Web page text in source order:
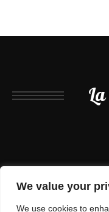
We value your
We use cookies to